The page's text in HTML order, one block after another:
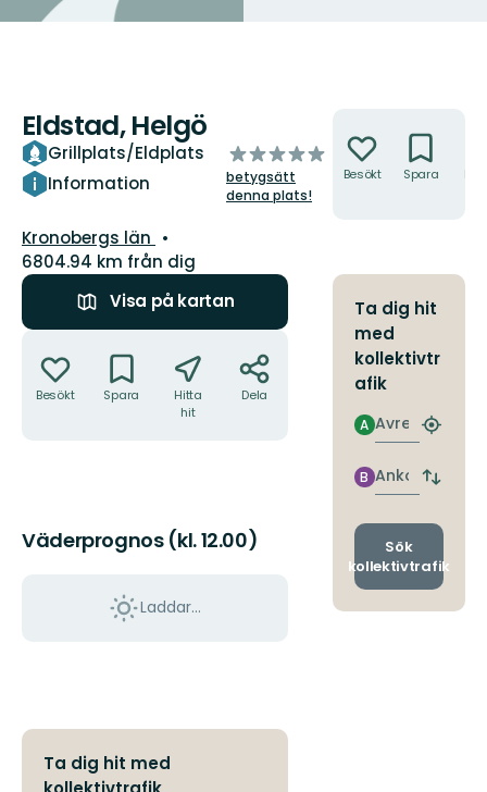
Eldstad, Helgö
Grillplats/Eldplats
Information
av
5
stjärnor
betygsätt
denna plats!
Län:
Kronobergs län
6804.94 km från dig
Visa på kartan
Besökt Spara
Hitta
hit
Dela
Väderprognos (kl. 12.00)
Laddar...
Ta dig hit med
Besökt Spara
Ta dig hit
med
kollektivtr
afik
Avresa
A
Hitta
Ankomst
B
Byt
och
Sök
kollektivtrafik